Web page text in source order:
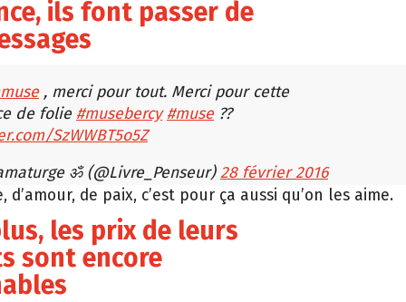
ils font passer de
, merci pour tout. Merci pour cette
de folie #musebercy #muse??
SzWWBT5o5Z
ॐ (@Livre_Penseur)28 février 2016
d’amour, de paix, c’est pour ça aussi qu’on les aime.
les prix de leurs
sont encore